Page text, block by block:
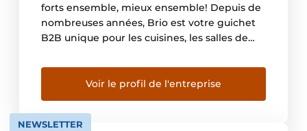
forts ensemble, mieux ensemble! Depuis de
nombreuses années, Brio est votre guichet
B2B unique pour les cuisines, les salles de
faisons office de point de contact unique et
de relais entre les fournisseurs, les
installateurs, les détaillants et les clients.
Nous nous donnons […]
Voir le profil de l'entreprise
NEWSLETTER